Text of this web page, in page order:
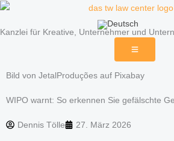
Zum
springen
Kanzlei für Kreative, Unternehmer und
Bild von JetalProduções auf Pixabay
WIPO warnt: So erkennen Sie gefälschte
Dennis Tölle 27. März 2026